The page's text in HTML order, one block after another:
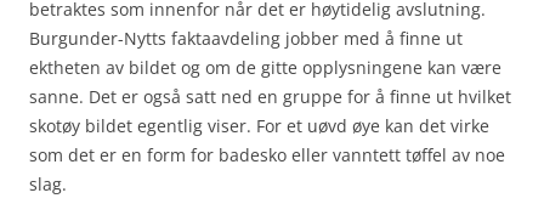
betraktes som innenfor når det er høytidelig avslutning.
Burgunder-Nytts faktaavdeling jobber med å finne ut
ektheten av bildet og om de gitte opplysningene kan være
sanne. Det er også satt ned en gruppe for å finne ut hvilket
skotøy bildet egentlig viser. For et uøvd øye kan det virke
som det er en form for badesko eller vanntett tøffel av noe
slag.